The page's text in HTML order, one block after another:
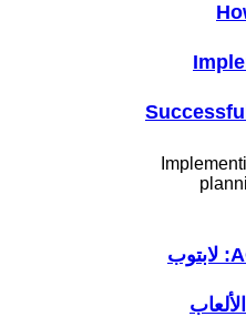
AORUS Master 18 BYH: لابتوب